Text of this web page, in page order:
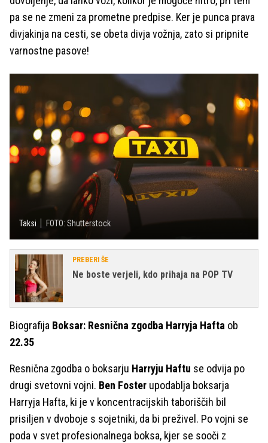
pa se ne zmeni za prometne predpise. Ker je punca prava
divjakinja na cesti, se obeta divja vožnja, zato si pripnite
varnostne pasove!
Taksi FOTO: Shutterstock
PREBERI ŠE
Ne boste verjeli, kdo prihaja na POP TV
Biografija Boksar: Resnična zgodba Harryja Hafta ob
22.35
Resnična zgodba o boksarju Harryju Haftu se odvija po
drugi svetovni vojni. Ben Foster upodablja boksarja
Harryja Hafta, ki je v koncentracijskih taboriščih bil
prisiljen v dvoboje s sojetniki, da bi preživel. Po vojni se
poda v svet profesionalnega boksa, kjer se sooči z